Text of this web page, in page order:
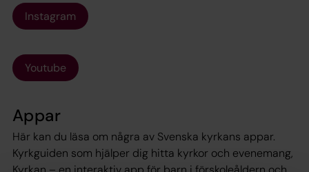
Instagram
Youtube
Appar
Här kan du läsa om några av Svenska kyrkans appar.
Kyrkguiden som hjälper dig hitta kyrkor och evenemang,